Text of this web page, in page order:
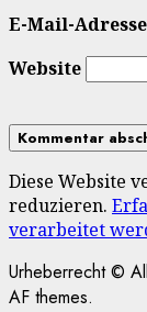
E-Mail-Adresse
Website
Diese Website
reduzieren.
verarbeitet
Urheberrecht ©
AF themes.